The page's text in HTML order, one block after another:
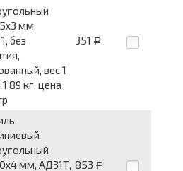
мм,
без
вес 1
кг, цена
351 Р
мм, АД31Т, 853 Р